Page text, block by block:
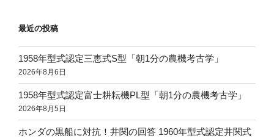
ン
最近の投稿
1958年型式認定三恵式S型「朝1分の農機考古学」
2026年8月6日
1958年型式認定富士耕耘機PL型「朝1分の農機考古学」
2026年8月5日
ホンダの黒船に対抗！井関の回答 1960年型式認定井関式